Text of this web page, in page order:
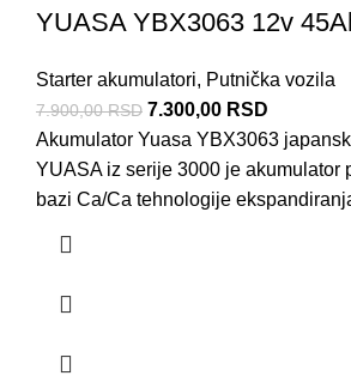
YUASA YBX3063 12v
Starter akumulatori, Putnička vozila
7.900,00RSD 7.300,00 RSD
Akumulator Yuasa YBX3063
YUASA iz serije 3000 je akumulator
bazi Ca/Ca tehnologije